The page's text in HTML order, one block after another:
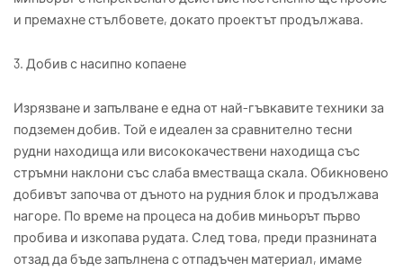
и премахне стълбовете, докато проектът продължава.
3. Добив с насипно копаене
Изрязване и запълване е една от най-гъвкавите техники за
подземен добив. Той е идеален за сравнително тесни
рудни находища или висококачествени находища със
стръмни наклони със слаба вместваща скала. Обикновено
добивът започва от дъното на рудния блок и продължава
нагоре. По време на процеса на добив миньорът първо
пробива и изкопава рудата. След това, преди празнината
отзад да бъде запълнена с отпадъчен материал, имаме